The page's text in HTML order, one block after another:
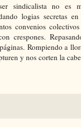
sindicalista no es
logias secretas
convenios
crespones.
Rompiendo a
y nos corten la